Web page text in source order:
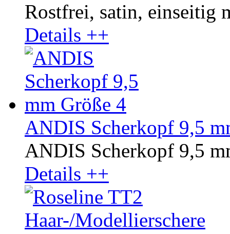
Rostfrei, satin, einseitig
Details ++
ANDIS Scherkopf 9,5
ANDIS Scherkopf 9,5
Details ++